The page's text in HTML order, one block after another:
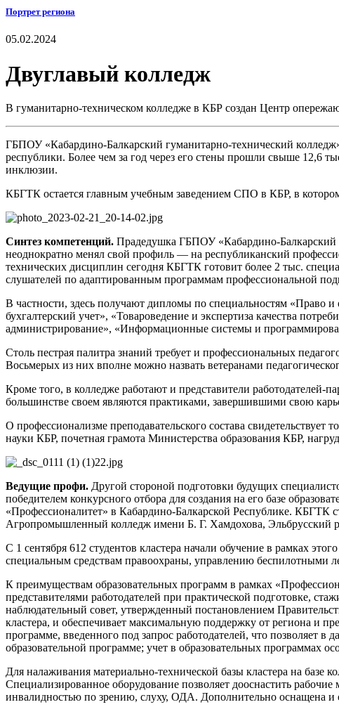
Портрет региона
05.02.2024
Двуглавый колледж
В гуманитарно-техническом колледже в КБР создан Центр
ГБПОУ «Кабардино-Балкарский гуманитарно-технический
республики. Более чем за год через его стены прошли свыше 12,6
инклюзии.
КБГТК остается главным учебным заведением СПО в КБР, в
Синтез компетенций. Прадедушка ГБПОУ «Кабардино-Балкарский
неоднократно менял свой профиль — на республиканский
технических дисциплин сегодня КБГТК готовит более 2 тыс.
слушателей по адаптированным программам профессиональной
В частности, здесь получают дипломы по специальностям «Право и
бухгалтерский учет», «Товароведение и экспертиза качества
администрирование», «Информационные системы и
Столь пестрая палитра знаний требует и профессиональных
Восьмерых из них вполне можно назвать ветеранами
Кроме того, в колледже работают и представители работодателей-
большинстве своем являются практиками, завершившими свою
О профессионализме преподавательского состава
науки КБР, почетная грамота Министерства образования КБР,
Ведущие профи. Другой стороной подготовки будущих
победителем конкурсного отбора для создания на его базе
«Профессионалитет» в Кабардино-Балкарской Республике. КБГТК
Агропромышленный колледж имени Б. Г. Хамдохова, Эльбрусский
С 1 сентября 612 студентов кластера начали обучение в рамках
специальным средствам правоохраны, управлению беспилотными
К преимуществам образовательных программ в рамках
представителями работодателей при практической подготовке,
наблюдательный совет, утвержденный постановлением
кластера, и обеспечивает максимальную поддержку от региона и
программе, введенного под запрос работодателей, что позволяет
образовательной программе; учет в образовательных программах
Для налаживания материально-технической базы кластера на базе
Специализированное оборудование позволяет дооснастить
инвалидностью по зрению, слуху, ОДА. Дополнительно оснащена и